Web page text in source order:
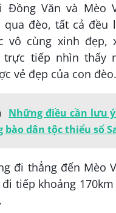
Đồng Văn và Mèo
qua đèo, tất cả đều
vô cùng xinh đẹp,
tiếp nhìn thấy
vẻ đẹp của con đèo.
Những điều cần lưu
bào dân tộc thiểu số
đi thẳng đến Mèo
tiếp khoảng 170km